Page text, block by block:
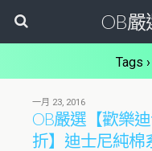
OB嚴
Tags
一月 23, 2016
OB嚴選【歡樂
折】迪士尼純棉